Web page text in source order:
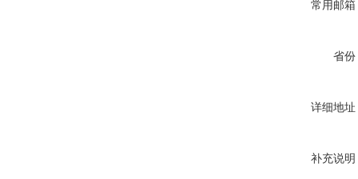
常用邮箱
省份
详细地址
补充说明